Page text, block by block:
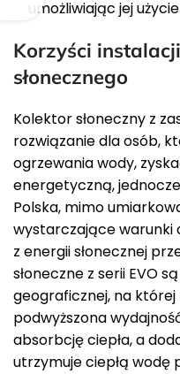
umożliwiając jej
Korzyści
słonecznego
Kolektor słoneczny z
rozwiązanie dla osób,
ogrzewania wody,
energetyczną,
Polska, mimo
wystarczające warunki
z energii słonecznej
słoneczne z serii EVO
geograficznej, na której
podwyższona
absorbcję ciepła, a
utrzymuje ciepłą wodę